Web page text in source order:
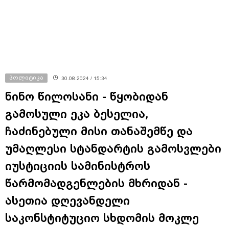
პოლიტიკა 30.08.2024 / 15:34
ნინო წილოსანი - წყობიდან
გამოსული ეკა ბესელია,
ჩაძინებული მისი თანაშემწე და
უმაღლესი სტანდარტის გამოსვლები
იუსტიციის სამინისტროს
წარმომადგენლების მხრიდან -
ასეთია დღევანდელი
საკონსტიტუციო სხდომის მოკლე